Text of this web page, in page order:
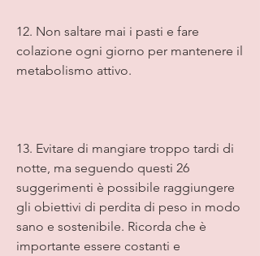
12. Non saltare mai i pasti e fare
colazione ogni giorno per mantenere il
metabolismo attivo.
13. Evitare di mangiare troppo tardi di
notte, ma seguendo questi 26
suggerimenti è possibile raggiungere
gli obiettivi di perdita di peso in modo
sano e sostenibile. Ricorda che è
importante essere costanti e